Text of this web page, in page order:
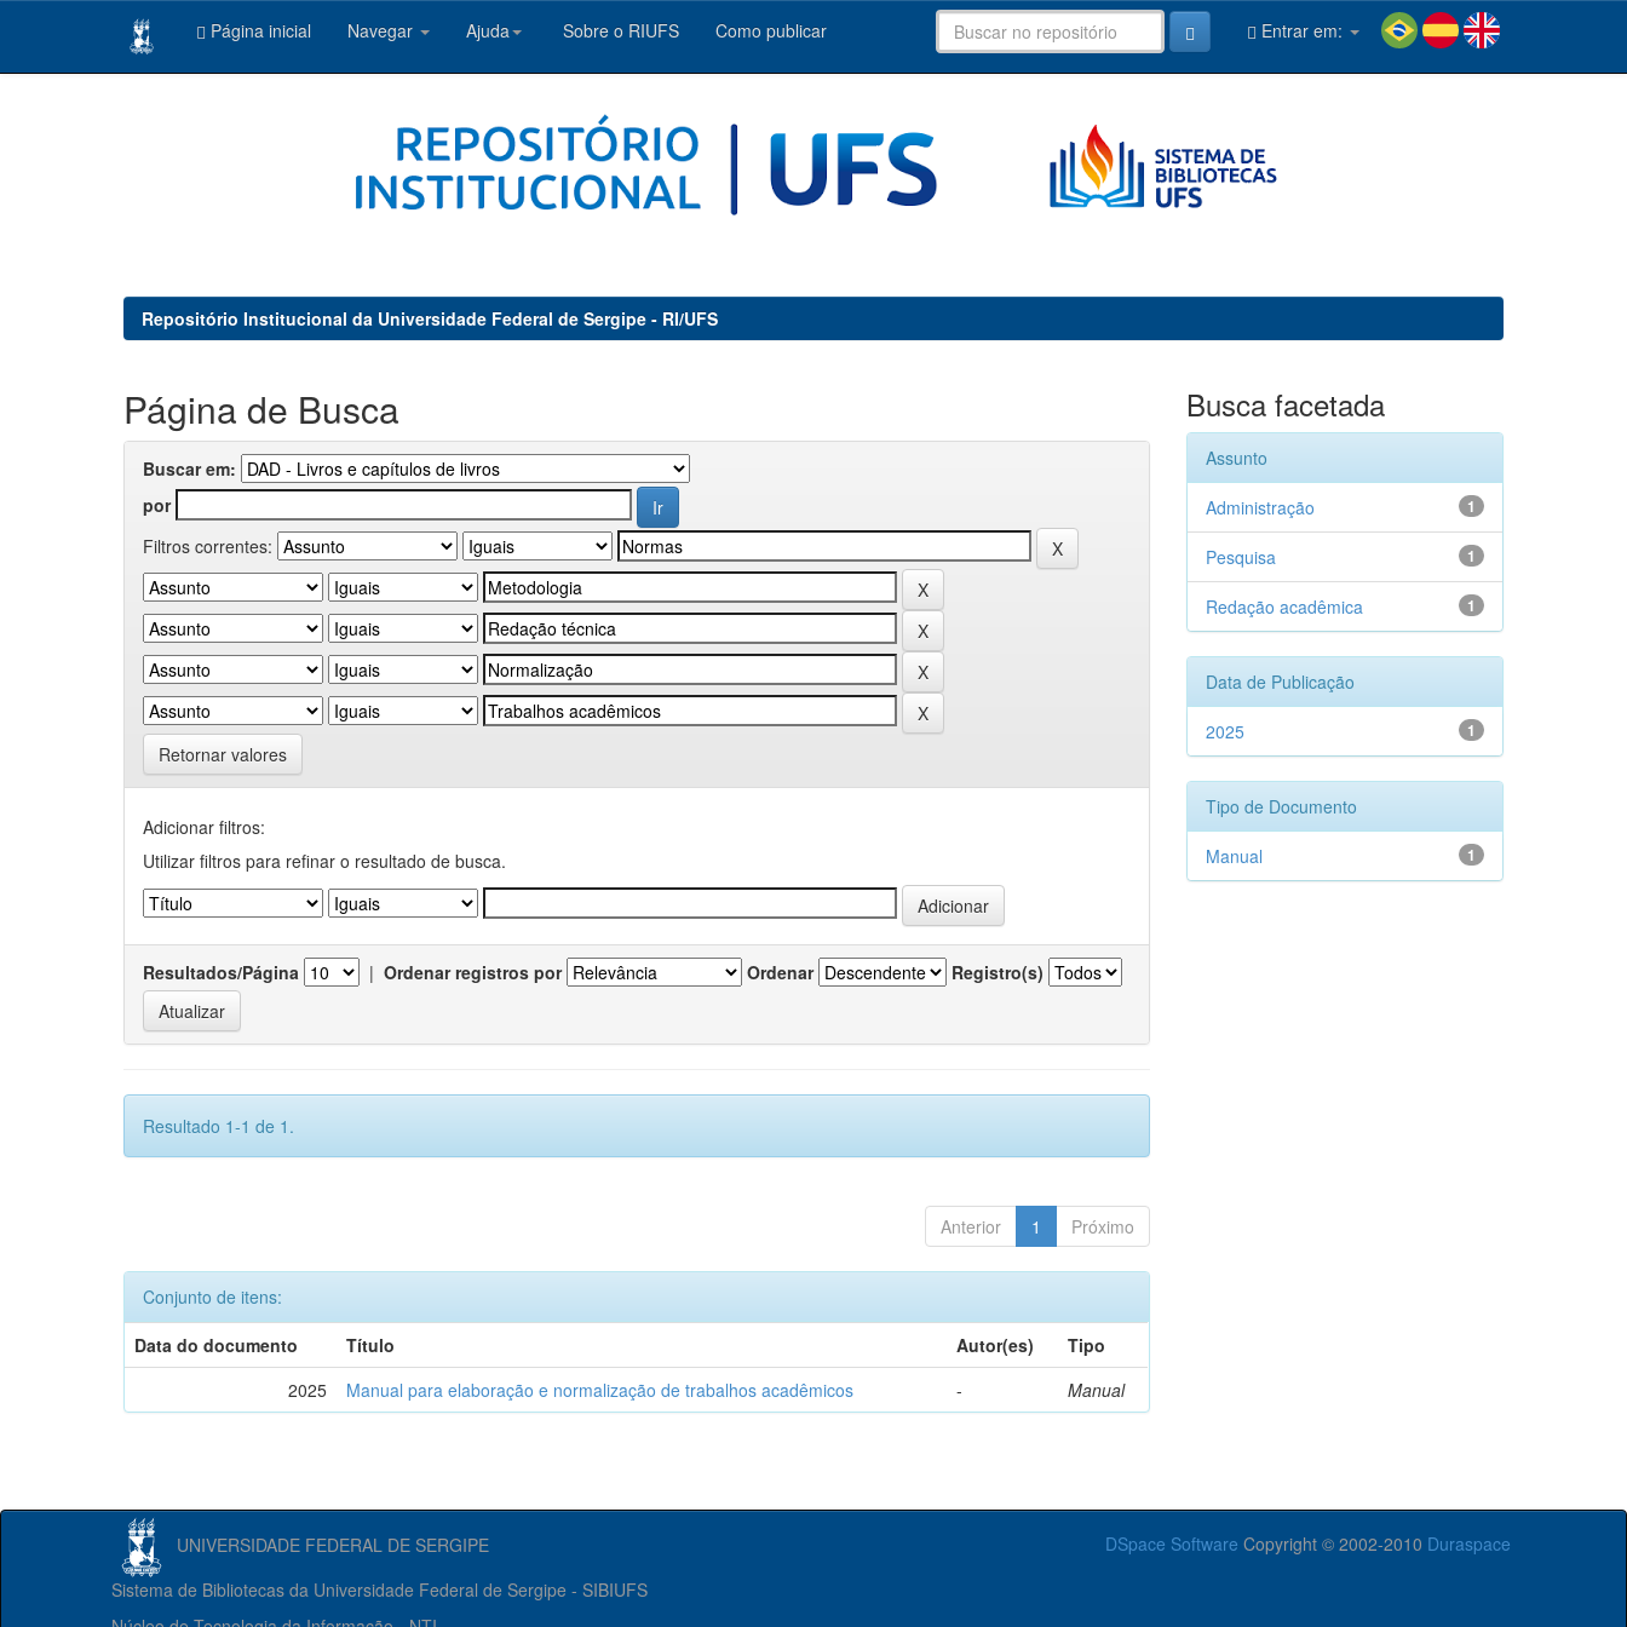
Página inicial Navegar Ajuda Sobre o RIUFS Como publicar Entrar em:
Repositório Institucional da Universidade Federal de Sergipe - RI/UFS
Página de Busca
Buscar em:
por
Filtros correntes:
Retornar valores
Adicionar filtros:
Utilizar filtros para refinar o resultado de busca.
Resultados/Página | Ordenar registros por Ordenar Registro(s)
Resultado 1-1 de 1.
Anterior 1 Próximo
Conjunto de itens:
Data do documento
Título Autor(es)
Tipo
2025
Manual para elaboração e normalização de trabalhos acadêmicos - Manual
Busca facetada
Assunto
1
Administração
1
Pesquisa
1
Redação acadêmica
Data de Publicação
1
2025
Tipo de Documento
1
Manual
UNIVERSIDADE FEDERAL DE SERGIPE DSpace Software Copyright © 2002-2010 Duraspace
Sistema de Bibliotecas da Universidade Federal de Sergipe - SIBIUFS